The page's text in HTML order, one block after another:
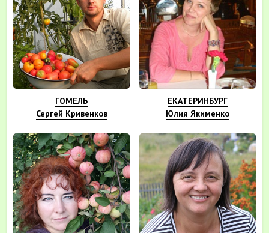
ГОМЕЛЬ
Сергей Кривенков
ЕКАТЕРИНБУРГ
Юлия Якименко